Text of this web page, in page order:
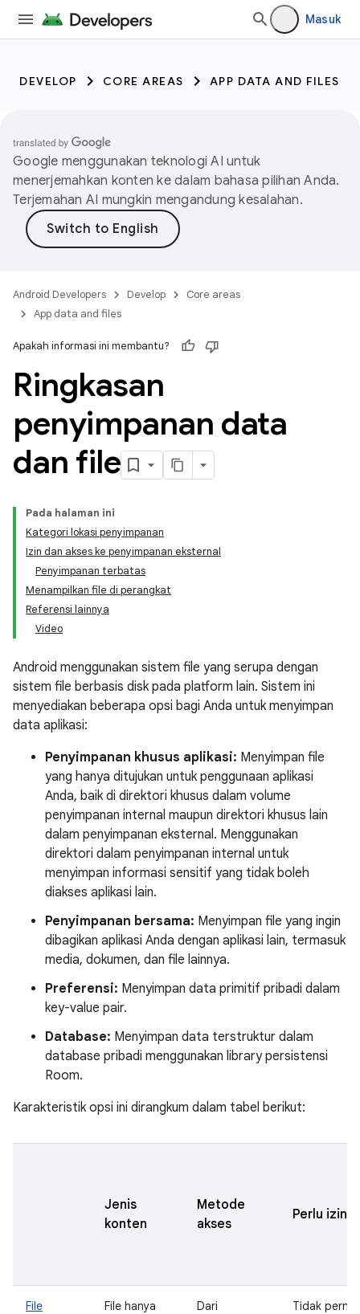
Masuk
DEVELOP CORE AREAS APP DATA AND FILES
Google menggunakan teknologi AI untuk
menerjemahkan konten ke dalam bahasa pilihan Anda.
Terjemahan AI mungkin mengandung kesalahan.
Android Developers Develop
Core areas
App data and files
Apakah informasi ini membantu?
Ringkasan
penyimpanan data
dan file
Pada halaman ini
Kategori lokasi penyimpanan
Izin dan akses ke penyimpanan eksternal
Penyimpanan terbatas
Menampilkan file di perangkat
Referensi lainnya
Video
Android menggunakan sistem file yang serupa dengan
sistem file berbasis disk pada platform lain. Sistem ini
menyediakan beberapa opsi bagi Anda untuk menyimpan
data aplikasi:
Penyimpanan khusus aplikasi: Menyimpan file
yang hanya ditujukan untuk penggunaan aplikasi
Anda, baik di direktori khusus dalam volume
penyimpanan internal maupun direktori khusus lain
dalam penyimpanan eksternal. Menggunakan
direktori dalam penyimpanan internal untuk
menyimpan informasi sensitif yang tidak boleh
diakses aplikasi lain.
Penyimpanan bersama: Menyimpan file yang ingin
dibagikan aplikasi Anda dengan aplikasi lain, termasuk
media, dokumen, dan file lainnya.
Preferensi: Menyimpan data primitif pribadi dalam
key-value pair.
Database: Menyimpan data terstruktur dalam
database pribadi menggunakan library persistensi
Room.
Karakteristik opsi ini dirangkum dalam tabel berikut:
Jenis
konten
Metode
akses
Perlu izin
File
File hanya
Dari
Tidak